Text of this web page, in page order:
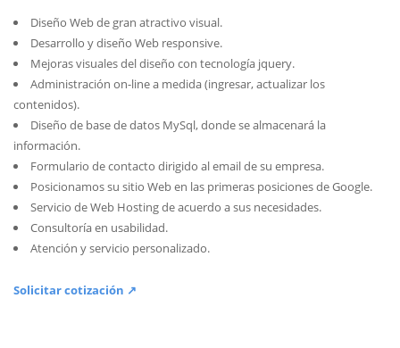
Diseño Web de gran atractivo visual.
Desarrollo y diseño Web responsive.
Mejoras visuales del diseño con tecnología jquery.
Administración on-line a medida (ingresar, actualizar los
contenidos).
Diseño de base de datos MySql, donde se almacenará la
información.
Formulario de contacto dirigido al email de su empresa.
Posicionamos su sitio Web en las primeras posiciones de Google.
Servicio de Web Hosting de acuerdo a sus necesidades.
Consultoría en usabilidad.
Atención y servicio personalizado.
Solicitar cotización ↗